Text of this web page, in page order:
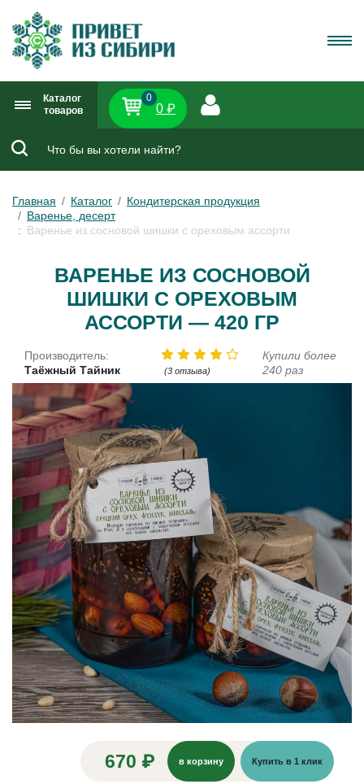
Каталог
товаров
0
0 ₽
Главная Каталог
Кондитерская продукция
Варенье, десерт
Варенье из сосновой шишки с ореховым ассорти
ВАРЕНЬЕ ИЗ СОСНОВОЙ
ШИШКИ С ОРЕХОВЫМ
АССОРТИ — 420 ГР
Производитель:
Таёжный Тайник
(3 отзыва)
Купили более
240 раз
670 ₽ в корзину Купить в 1 клик